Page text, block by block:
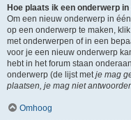
Hoe plaats ik een onderwerp
Om een nieuw onderwerp in
op een onderwerp te maken,
met onderwerpen of in een
voor je een nieuw onderwerp
hebt in het forum staan
onderwerp (de lijst metje mag
plaatsen, je mag niet
Omhoog